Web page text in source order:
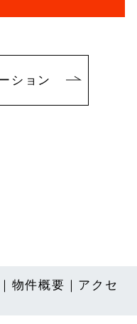
ション
｜ 物件概要 ｜ アクセ